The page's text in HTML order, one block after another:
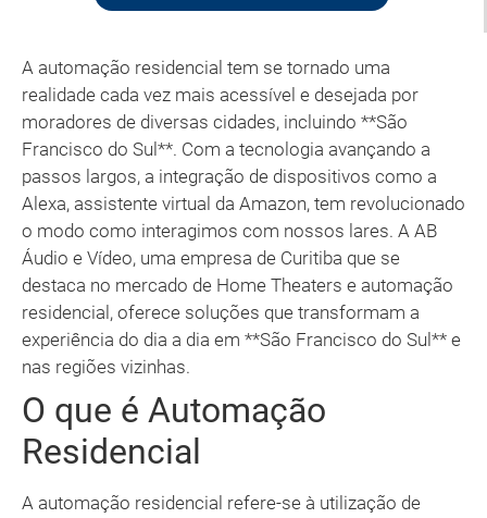
A automação residencial tem se tornado uma
realidade cada vez mais acessível e desejada por
moradores de diversas cidades, incluindo **São
Francisco do Sul**. Com a tecnologia avançando a
passos largos, a integração de dispositivos como a
Alexa, assistente virtual da Amazon, tem revolucionado
o modo como interagimos com nossos lares. A AB
Áudio e Vídeo, uma empresa de Curitiba que se
destaca no mercado de Home Theaters e automação
residencial, oferece soluções que transformam a
experiência do dia a dia em **São Francisco do Sul** e
nas regiões vizinhas.
O que é Automação
Residencial
A automação residencial refere-se à utilização de